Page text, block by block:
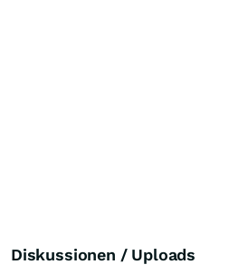
Diskussionen / Uploads